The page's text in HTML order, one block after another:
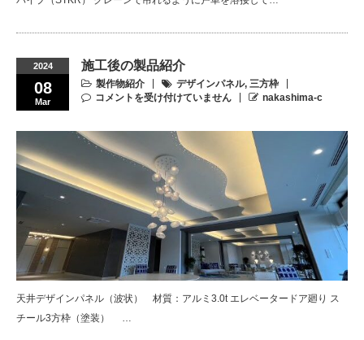
2024
08
Mar
施工後の製品紹介
製作物紹介 デザインパネル, 三方枠
コメントを受け付けていません
nakashima-c
天井デザインパネル（波状） 材質：アルミ3.0t エレベータードア廻り ス
チール3方枠（塗装） …